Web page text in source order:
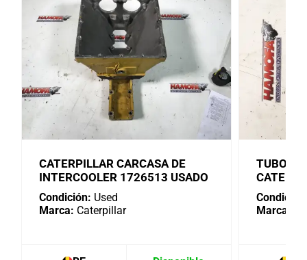
CATERPILLAR CARCASA DE
INTERCOOLER 1726513 USADO
Condición: Used
Marca: Caterpillar
TUBO
Marca: